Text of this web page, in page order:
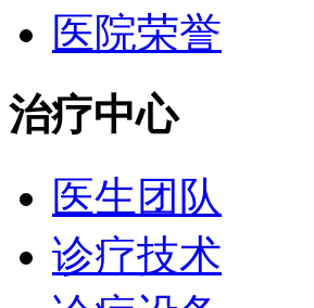
医院荣誉
治疗中心
医生团队
诊疗技术